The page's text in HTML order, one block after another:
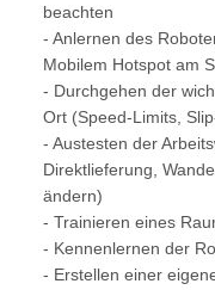
beachten
- Anlernen des
Mobilem Hotspot am
- Durchgehen der
Ort (Speed-Limits,
- Austesten der
Direktlieferung,
ändern)
- Trainieren eines
- Kennenlernen der
- Erstellen einer